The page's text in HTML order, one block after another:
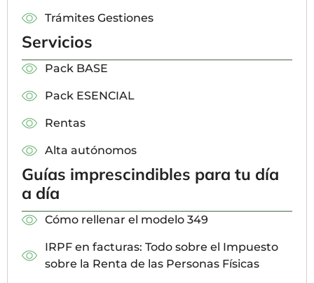
Trámites Gestiones
Servicios
Pack BASE
Pack ESENCIAL
Rentas
Alta autónomos
Guías imprescindibles para tu día
a día
Cómo rellenar el modelo 349
IRPF en facturas: Todo sobre el Impuesto
sobre la Renta de las Personas Físicas